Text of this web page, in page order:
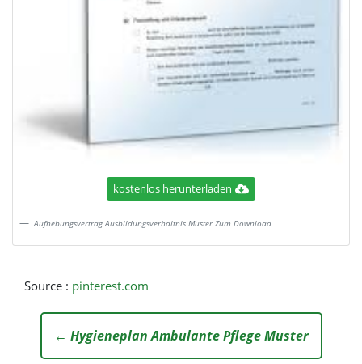
kostenlos herunterladen
Aufhebungsvertrag Ausbildungsverhaltnis Muster Zum Download
Source : pinterest.com
← Hygieneplan Ambulante Pflege Muster